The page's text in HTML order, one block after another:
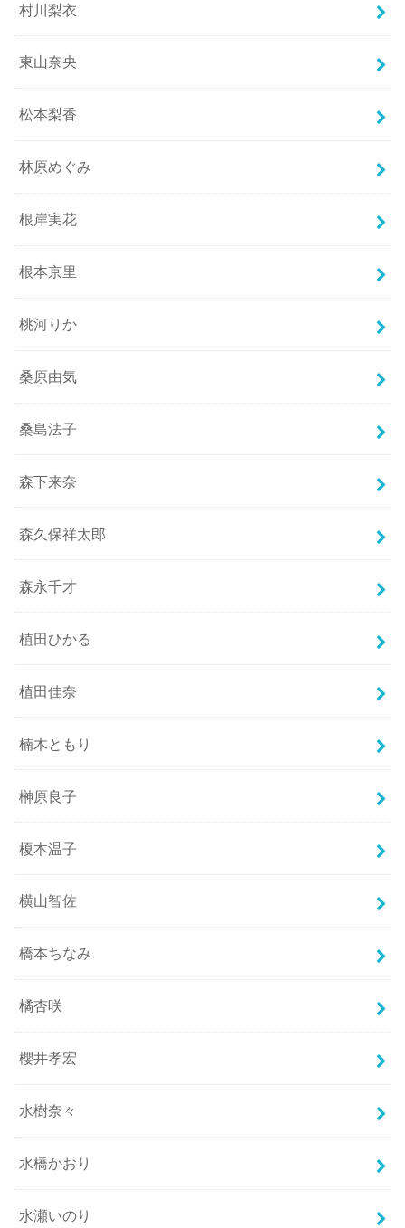
村川梨衣
東山奈央
松本梨香
林原めぐみ
根岸実花
根本京里
桃河りか
桑原由気
桑島法子
森下来奈
森久保祥太郎
森永千才
植田ひかる
植田佳奈
楠木ともり
榊原良子
榎本温子
横山智佐
橋本ちなみ
橘杏咲
櫻井孝宏
水樹奈々
水橋かおり
水瀬いのり